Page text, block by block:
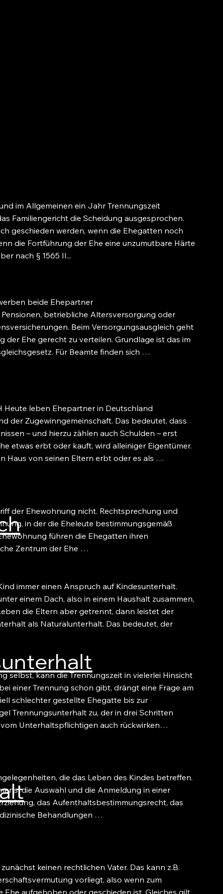
im Allgemeinen ein Jahr Trennungszeit
Familiengericht die Scheidung ausgesprochen.
geschieden werden, wenn die Ehegatten noch
die Fortführung der Ehe eine unzumutbare Härte
nach § 1565 II...
beide Ehepartner
betriebliche Altersversorgung oder
Beim Versorgungsausgleich geht
der Ehe gerecht zu verteilen. Grundlage ist das im
Für Beamte finden sich …
Heute leben Ehepartner in Deutschland
der Zugewinngemeinschaft. Das bedeutet, dass
– und hierzu zählen auch Schulden – erst
etwas erbt oder kauft, wird alleiniger Eigentümer.
Haus von seinen Eltern erbt oder es als …
der Ehewohnung nicht. Rechtsprechung und
in der die Eheleute bestimmungsgemäß
führen die Ehegatten ihren
Zentrum der Ehe …
immer einen Anspruch auf Kindesunterhalt.
einem Dach, also in einem Haushalt zusammen,
die Eltern aber getrennt, dann leistet der
als Naturalunterhalt. Das bedeutet, der
selbst, kann die Trennungszeit in vielerlei Hinsicht
einer Trennung schon gibt, drängt eine Frage am
schlechter gestellte Ehegatte bis zur
Trennungsunterhalt zu, der in drei Schritten
Unterhaltspflichtigen auch rückwirken…
die das Leben des Kindes betreffen.
die Auswahl und die Anmeldung in einer
das Aufenthaltsbestimmungsrecht, das
Behandlungen …
keinen rechtlichen Vater. Das kann z.B.
vorliegt, also wenn zum